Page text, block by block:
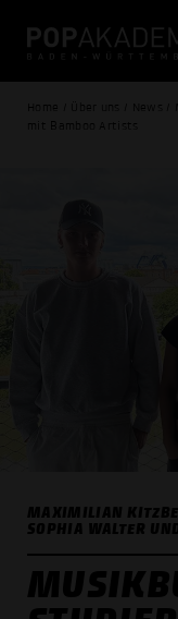
Home / Über uns / News
mit Bamboo Artists
MAXIMILIAN
SOPHIA WALTER